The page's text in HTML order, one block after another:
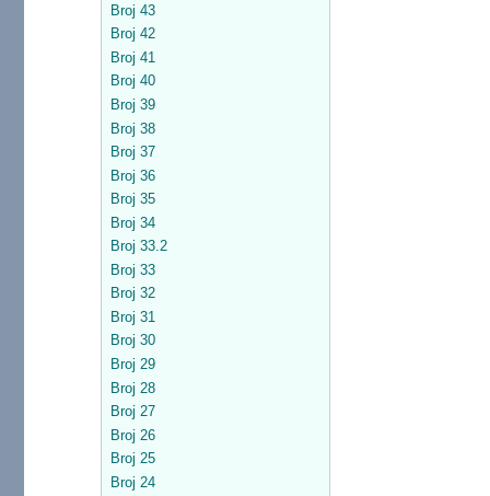
Broj 43
Broj 42
Broj 41
Broj 40
Broj 39
Broj 38
Broj 37
Broj 36
Broj 35
Broj 34
Broj 33.2
Broj 33
Broj 32
Broj 31
Broj 30
Broj 29
Broj 28
Broj 27
Broj 26
Broj 25
Broj 24